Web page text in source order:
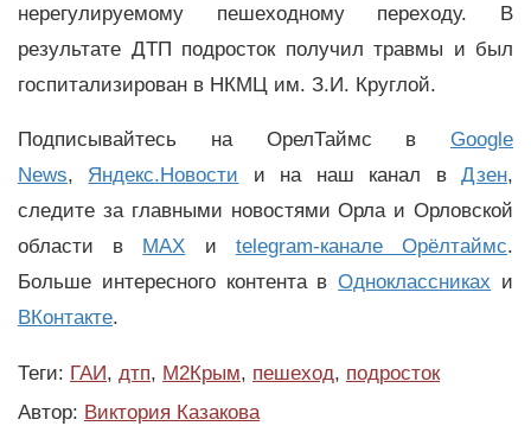
нерегулируемому пешеходному переходу. В
результате ДТП подросток получил травмы и был
госпитализирован в НКМЦ им. З.И. Круглой.
Подписывайтесь на ОрелТаймс в Google
News, Яндекс.Новости и на наш канал вДзен,
следите за главными новостями Орла и Орловской
области в MAX и telegram-канале Орёлтаймс.
Больше интересного контента вОдноклассниках и
ВКонтакте.
Теги: ГАИ, дтп, М2Крым, пешеход, подросток
Автор: Виктория Казакова